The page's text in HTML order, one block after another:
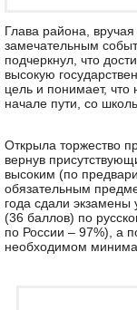
Глава района,
замечательным
подчеркнул, что
высокую
цель и понимает,
начале пути, со
Открыла торжество
вернув
высоким (по
обязательным
года сдали
(36 баллов) по
по России – 97%), а
необходимом